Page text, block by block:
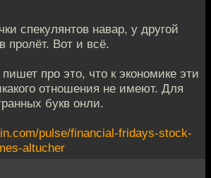
спекулянтов навар, у другой
пролёт. Вот и всё.
про это, что к экономике эти
отношения не имеют. Для
букв онли.
pulse/financial-fridays-stock-
altucher